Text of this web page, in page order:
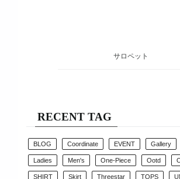
サロペット
RECENT TAG
BLOG Coordinate EVENT Gallery
Ladies Men's One-Piece Ootd
SHIRT Skirt Threestar TOPS